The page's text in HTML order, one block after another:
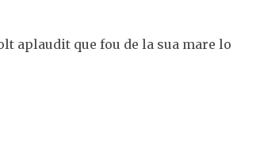
aplaudit que fou de la sua mare lo